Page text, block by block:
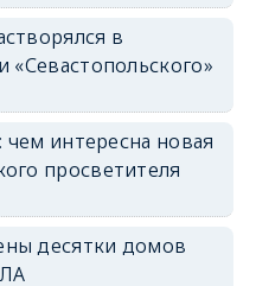
в
«Севастопольского»
чем интересна новая
просветителя
десятки домов